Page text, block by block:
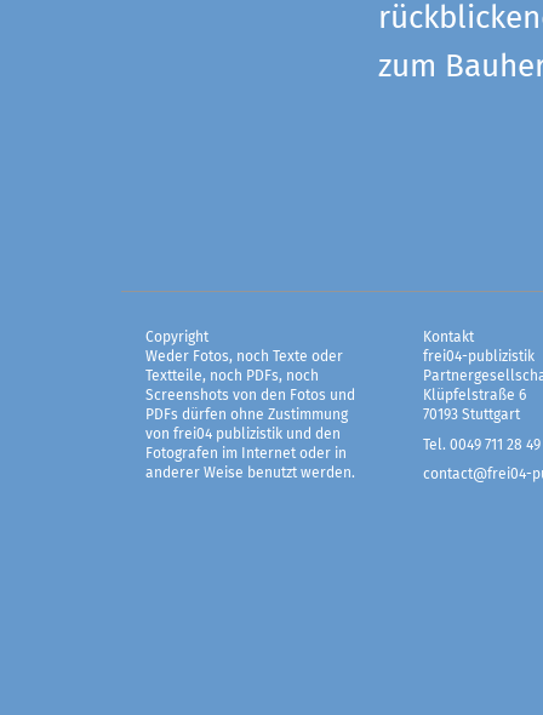
zum
Copyright
Weder Fotos, noch Texte oder
Textteile, noch PDFs, noch
Screenshots von den Fotos und
PDFs dürfen ohne Zustimmung
von frei04 publizistik und den
Fotografen im Internet oder in
anderer Weise benutzt werden.
Kontakt
frei04-publizistik
Klüpfelstraße 6
70193 Stuttgart
Tel. 0049 711 28 49
contact@frei04-